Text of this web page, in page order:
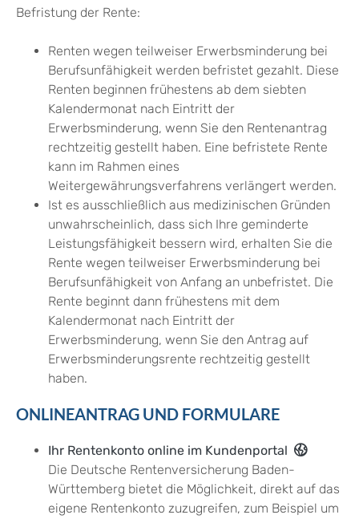
Befristung der Rente:
Renten wegen teilweiser Erwerbsminderung bei
Berufsunfähigkeit werden befristet gezahlt. Diese
Renten beginnen frühestens ab dem siebten
Kalendermonat nach Eintritt der
Erwerbsminderung, wenn Sie den Rentenantrag
rechtzeitig gestellt haben. Eine befristete Rente
kann im Rahmen eines
Weitergewährungsverfahrens verlängert werden.
Ist es ausschließlich aus medizinischen Gründen
unwahrscheinlich, dass sich Ihre geminderte
Leistungsfähigkeit bessern wird, erhalten Sie die
Rente wegen teilweiser Erwerbsminderung bei
Berufsunfähigkeit von Anfang an unbefristet. Die
Rente beginnt dann frühestens mit dem
Kalendermonat nach Eintritt der
Erwerbsminderung, wenn Sie den Antrag auf
Erwerbsminderungsrente rechtzeitig gestellt
haben.
ONLINEANTRAG UND FORMULARE
Ihr Rentenkonto online im Kundenportal
Die Deutsche Rentenversicherung Baden-
Württemberg bietet die Möglichkeit, direkt auf das
eigene Rentenkonto zuzugreifen, zum Beispiel um